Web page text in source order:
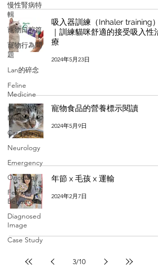
慢性腎病特
輯
寵物口腔篇
寵物行為問
題
Lan的碎念
Feline
Medicine
Internal
Medicine
Cardiology
Neurology
Emergency
Oncology
Feline
Behaviour
Diagnosed
Image
Case Study
吸入器訓練（Inhaler training）
｜訓練貓咪舒適的接受吸入性治
療
2024年5月23日
寵物食品的營養標示閱讀
2024年5月9日
年節 x 毛孩 x 運輸
2024年2月7日
3/10